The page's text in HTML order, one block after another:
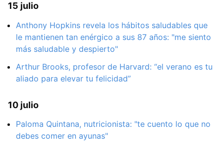
15 julio
Anthony Hopkins revela los hábitos saludables que
le mantienen tan enérgico a sus 87 años: "me siento
más saludable y despierto"
Arthur Brooks, profesor de Harvard: “el verano es tu
aliado para elevar tu felicidad”
10 julio
Paloma Quintana, nutricionista: "te cuento lo que no
debes comer en ayunas"